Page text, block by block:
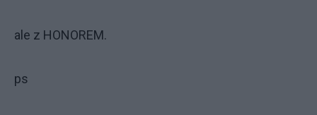
ale z HONOREM.
ps